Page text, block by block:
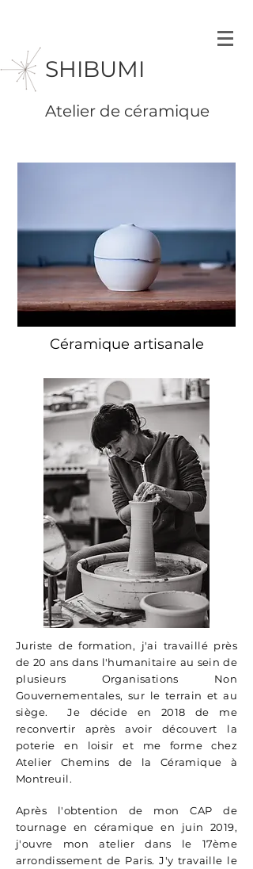
SHIBUMI
Atelier de céramique
Céramique artisanale
Juriste de formation, j'ai travaillé près
de 20 ans dans l'humanitaire au sein de
plusieurs Organisations Non
Gouvernementales, sur le terrain et au
siège. Je décide en 2018 de me
reconvertir après avoir découvert la
poterie en loisir et me forme chez
Atelier Chemins de la Céramique à
Montreuil.
Après l'obtention de mon CAP de
tournage en céramique en juin 2019,
j'ouvre mon atelier dans le 17ème
arrondissement de Paris. J'y travaille le